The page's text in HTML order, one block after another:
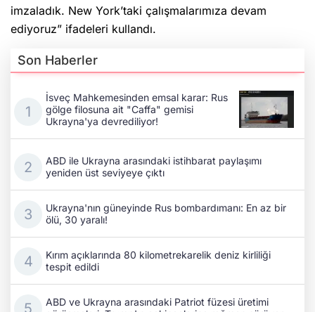
imzaladık. New York’taki çalışmalarımıza devam
ediyoruz” ifadeleri kullandı.
Son Haberler
İsveç Mahkemesinden emsal karar: Rus
gölge filosuna ait "Caffa" gemisi
Ukrayna'ya devrediliyor!
ABD ile Ukrayna arasındaki istihbarat paylaşımı
yeniden üst seviyeye çıktı
Ukrayna'nın güneyinde Rus bombardımanı: En az bir
ölü, 30 yaralı!
Kırım açıklarında 80 kilometrekarelik deniz kirliliği
tespit edildi
ABD ve Ukrayna arasındaki Patriot füzesi üretimi